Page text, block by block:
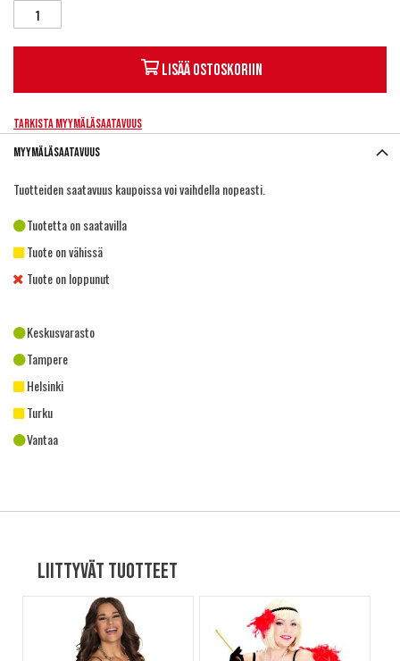
Lisää ostoskoriin
Tarkista myymäläsaatavuus
Myymäläsaatavuus
Tuotteiden saatavuus kaupoissa voi vaihdella nopeasti.
Tuotetta on saatavilla
Tuote on vähissä
Tuote on loppunut
Keskusvarasto
Tampere
Helsinki
Turku
Vantaa
Liittyvät tuotteet